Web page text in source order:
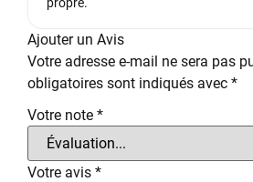
propre.
Ajouter un Avis
Votre adresse e-mail ne sera pas
obligatoires sont indiqués avec *
Votre note *
Votre avis *